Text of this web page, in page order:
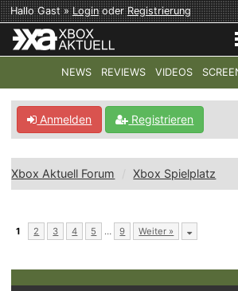
Hallo Gast »LoginoderRegistrierung
NEWS REVIEWS VIDEOS
TOP-THEMEN: COD: MODERN
Anmelden Registrieren
Xbox Aktuell Forum Xbox Spielplatz
1 2 3 4 5 … 9 Weiter »